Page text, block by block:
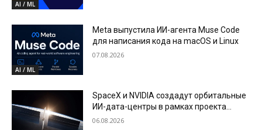
AI / ML
AI / ML
Meta выпустила ИИ-агента Muse Code
для написания кода на macOS и Linux
07.08.2026
SpaceX и NVIDIA создадут орбитальные
ИИ-дата-центры в рамках проекта
Starmind
06.08.2026